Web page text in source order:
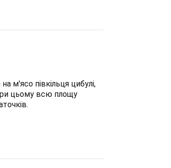
м'ясо півкільця цибулі,
цьому всю площу